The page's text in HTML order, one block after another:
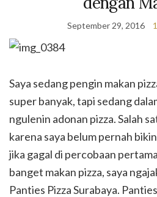
September 29, 2016
Saya sedang pengin makan
super banyak, tapi sedang
ngulenin adonan pizza. Salah
karena saya belum pernah
jika gagal di percobaan
banget makan pizza, saya
Panties Pizza Surabaya.